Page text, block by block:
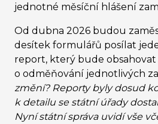
jednotné měsíční hlášení
Od dubna 2026 budou
desítek formulářů posílat
report, který bude
o odměňování jednotlivých
změní? Reporty byly dosud
k detailu se státní úřady
Nyní státní správa uvidí vše